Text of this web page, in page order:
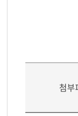
첨부